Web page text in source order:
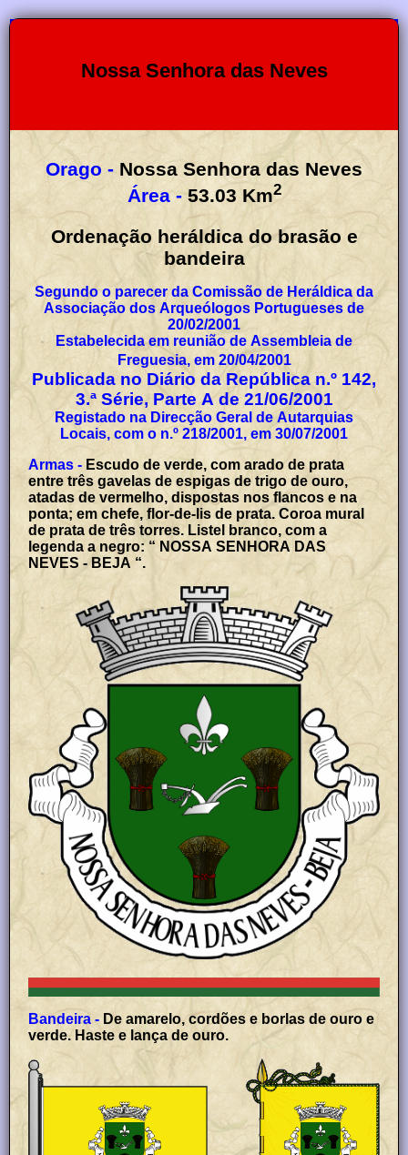
Nossa Senhora das Neves
Orago - Nossa Senhora das Neves
Área - 53.03 Km2
Ordenação heráldica do brasão e
bandeira
Segundo o parecer da Comissão de Heráldica da
Associação dos Arqueólogos Portugueses de
20/02/2001
Estabelecida em reunião de Assembleia de
Freguesia, em 20/04/2001
Publicada no Diário da República n.º 142,
3.ª Série, Parte A de 21/06/2001
Registado na Direcção Geral de Autarquias
Locais, com o n.º 218/2001, em 30/07/2001
Armas - Escudo de verde, com arado de prata
entre três gavelas de espigas de trigo de ouro,
atadas de vermelho, dispostas nos flancos e na
ponta; em chefe, flor-de-lis de prata. Coroa mural
de prata de três torres. Listel branco, com a
legenda a negro: “ NOSSA SENHORA DAS
NEVES - BEJA “.
Bandeira - De amarelo, cordões e borlas de ouro e
verde. Haste e lança de ouro.